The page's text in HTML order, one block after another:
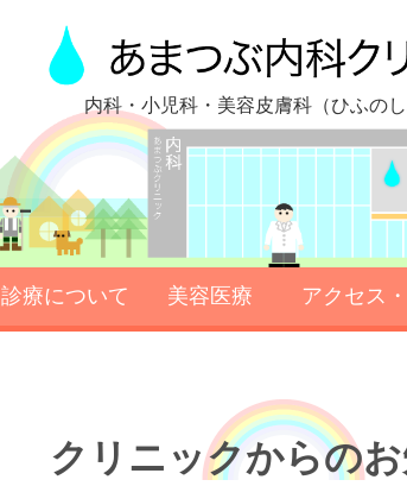
内科・小児科・美容皮膚科（ひふのし
診療について 美容医療 アクセス
クリニックからの